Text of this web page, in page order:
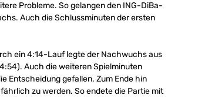
Probleme. So gelangen den ING-DiBa-
Auch die Schlussminuten der ersten
ein 4:14-Lauf legte der Nachwuchs aus
Auch die weiteren Spielminuten
Entscheidung gefallen. Zum Ende hin
zu werden. So endete die Partie mit